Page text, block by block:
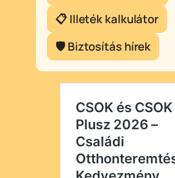
📋 Illeték kalkulátor
🛡️ Biztosítás hírek